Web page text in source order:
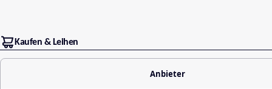
Kaufen & Leihen
Anbieter